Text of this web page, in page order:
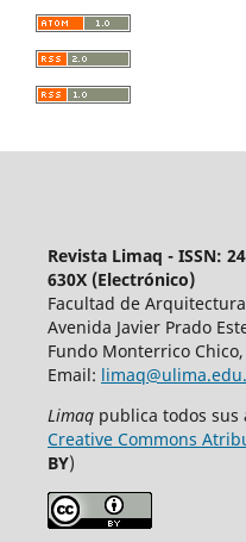
Revista Limaq - ISSN:
630X (Electrónico)
Facultad de
Avenida Javier Prado
Fundo Monterrico
Email:
Limaq publica todos
Creative Commons
BY)